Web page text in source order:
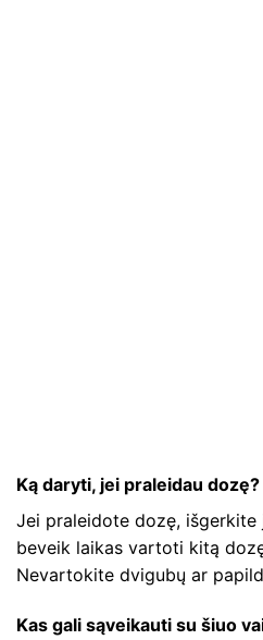
Ką daryti, jei praleidau dozę?
Jei praleidote dozę, išgerkite
beveik laikas vartoti kitą
Nevartokite dvigubų ar
Kas gali sąveikauti su šiuo